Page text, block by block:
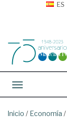
ES
Toggle
Inicio / Economía /